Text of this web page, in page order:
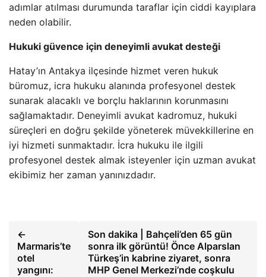
adımlar atılması durumunda taraflar için ciddi kayıplara
neden olabilir.
Hukuki güvence için deneyimli avukat desteği
Hatay’ın Antakya ilçesinde hizmet veren hukuk
büromuz, icra hukuku alanında profesyonel destek
sunarak alacaklı ve borçlu haklarının korunmasını
sağlamaktadır. Deneyimli avukat kadromuz, hukuki
süreçleri en doğru şekilde yöneterek müvekkillerine en
iyi hizmeti sunmaktadır. İcra hukuku ile ilgili
profesyonel destek almak isteyenler için uzman avukat
ekibimiz her zaman yanınızdadır.
←
Marmaris’te
otel
yangını:
Son dakika | Bahçeli’den 65 gün
sonra ilk görüntü! Önce Alparslan
Türkeş’in kabrine ziyaret, sonra
MHP Genel Merkezi’nde coşkulu